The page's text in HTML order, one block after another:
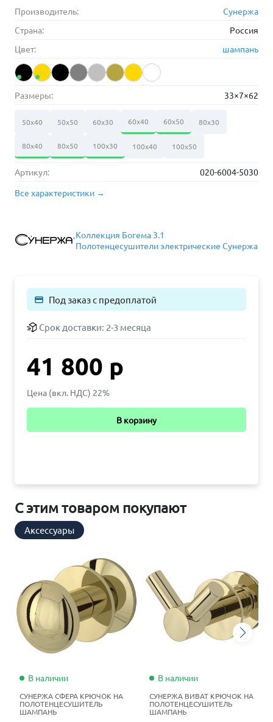
Производитель:
Сунержа
Страна:
Россия
Цвет:
шампань
Размеры: 33×7×62
50х40 50х50 60х30 60х40 60х50 80х30
80х40 80х50 100х30 100х40 100х50
Артикул:
020-6004-5030
Все характеристики →
Коллекция Богема 3.1
Полотенцесушители электрические Сунержа
payment Под заказ с предоплатой
Срок доставки: 2-3 месяца
41 800 р
Цена (вкл. НДС) 22%
В корзину
С этим товаром покупают
Аксессуары
В наличии
СУНЕРЖА СФЕРА КРЮЧОК НА
ПОЛОТЕНЦЕСУШИТЕЛЬ
ШАМПАНЬ
В наличии
СУНЕРЖА ВИВАТ КРЮЧОК НА
ПОЛОТЕНЦЕСУШИТЕЛЬ
ШАМПАНЬ